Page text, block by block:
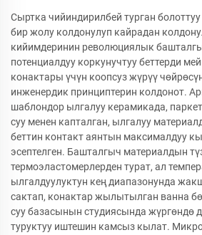
Сыртка чийиндирилбей турган
бир жолу колдонулуп кайрадан
кийимдеринин революциялык
потенциалдуу коркунучтуу беттерди
конактары үчүн коопсуз жүрүү
инженердик принциптерин колдонот.
шаблондор ылгалуу керамикада,
суу менен капталган, ылгалуу
беттин контакт аянтын максималдуу
эсептелген. Башталгыч материалдын
термоэластомерлерден турат, ал
ылгалдуулуктун кең диапазонунда
сактап, конактар жылытылган ванна
суу базасынын студиясында жүргөндө
туруктуу иштешин камсыз кылат.